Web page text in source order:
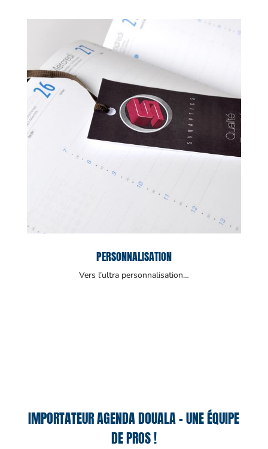
PERSONNALISATION
Vers l’ultra personnalisation…
IMPORTATEUR AGENDA DOUALA – UNE ÉQUIPE
DE PROS !